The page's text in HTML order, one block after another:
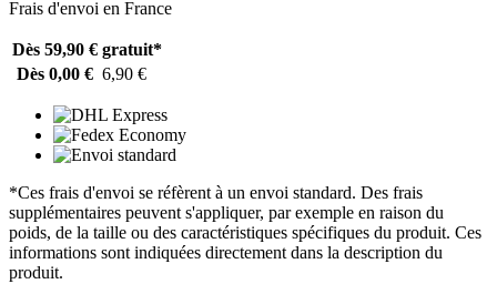
Frais d'envoi en France
Dès 59,90 € gratuit*
Dès 0,00 € 6,90 €
*Ces frais d'envoi se réfèrent à un envoi standard. Des frais
supplémentaires peuvent s'appliquer, par exemple en raison du
poids, de la taille ou des caractéristiques spécifiques du produit. Ces
informations sont indiquées directement dans la description du
produit.